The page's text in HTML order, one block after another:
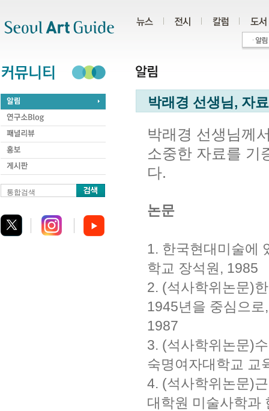
통합검색
박래경 선생님, 자
박래경 선생님께
소중한 자료를 기
다.
논문
1. 한국현대미술에
학교 장석원, 1985
2. (석사학위논문)
1945년을 중심으
1987
3. (석사학위논문)
숙명여자대학교 교
4. (석사학위논문)
대학원 미술사학과